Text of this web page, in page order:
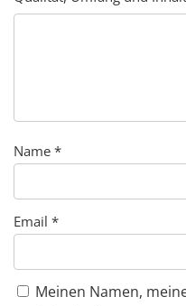
Name *
Email *
Meinen Namen,